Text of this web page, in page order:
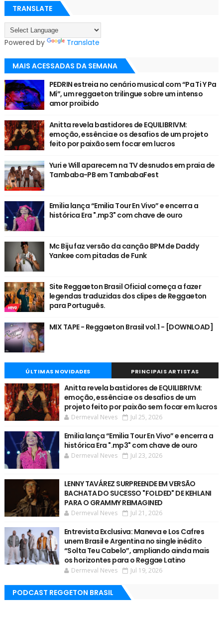
TRANSLATE
Powered by Translate
MAIS ACESSADAS DA SEMANA
PEDRIN estreia no cenário musical com “Pa Ti Y Pa
Mí”, um reggaeton trilingue sobre um intenso
amor proibido
Anitta revela bastidores de EQUILIBRIVM:
emoção, essência e os desafios de um projeto
feito por paixão sem focar em lucros
Yuri e Will aparecem na TV desnudos em praia de
Tambaba-PB em TambabaFest
Emilia lança “Emilia Tour En Vivo” e encerra a
histórica Era ".mp3" com chave de ouro
Mc Biju faz versão da canção BPM de Daddy
Yankee com pitadas de Funk
Site Reggaeton Brasil Oficial começa a fazer
legendas traduzidas dos clipes de Reggaeton
para Português.
MIX TAPE - Reggaeton Brasil vol.1 - [DOWNLOAD]
ÚLTIMAS NOVIDADES PRINCIPAIS ARTISTAS
Anitta revela bastidores de EQUILIBRIVM:
emoção, essência e os desafios de um
projeto feito por paixão sem focar em lucros
Dermeval Neves Jul 25, 2026
Emilia lança “Emilia Tour En Vivo” e encerra a
histórica Era ".mp3" com chave de ouro
Dermeval Neves Jul 23, 2026
LENNY TAVÁREZ SURPREENDE EM VERSÃO
BACHATA DO SUCESSO "FOLDED" DE KEHLANI
PARA O GRAMMY REIMAGINED
Dermeval Neves Jul 21, 2026
Entrevista Exclusiva: Maneva e Los Cafres
unem Brasil e Argentina no single inédito
“Solta Teu Cabelo”, ampliando ainda mais
os horizontes para o Reggae Latino
Dermeval Neves Jul 19, 2026
PODCAST REGGETON BRASIL